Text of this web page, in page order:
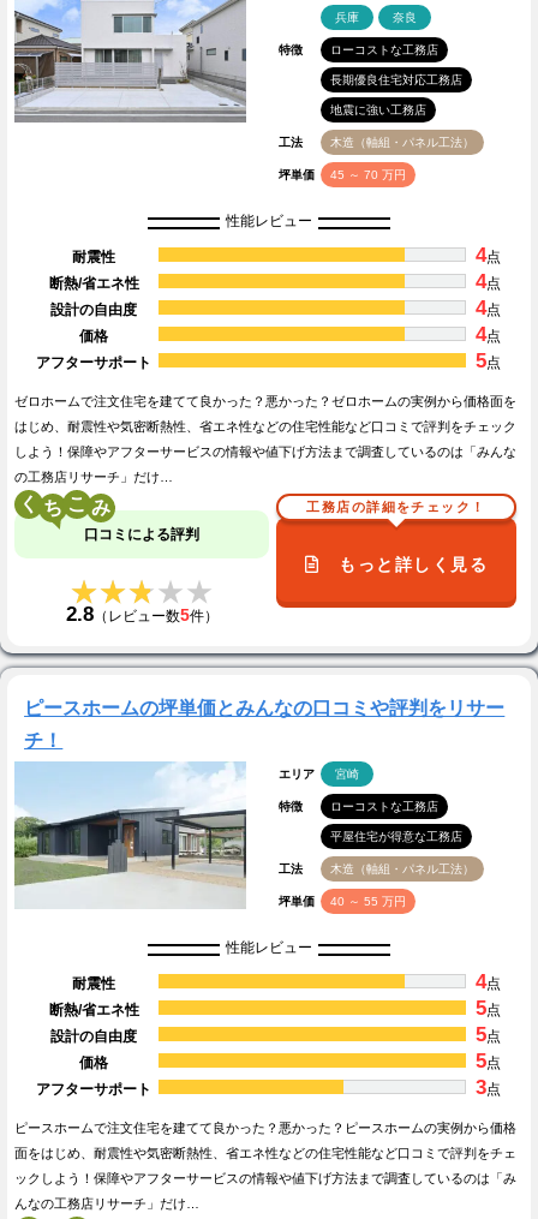
兵庫 奈良
特徴 ローコストな工務店
長期優良住宅対応工務店
地震に強い工務店
工法 木造（軸組・パネル工法）
坪単価 45 ～ 70 万円
性能レビュー
耐震性 4点
断熱/省エネ性
4点
設計の自由度
4点
価格
4点
アフターサポート
5点
ゼロホームで注文住宅を建てて良かった？悪かった？ゼロホームの実例から価格面を
はじめ、耐震性や気密断熱性、省エネ性などの住宅性能など口コミで評判をチェック
しよう！保障やアフターサービスの情報や値下げ方法まで調査しているのは「みんな
の工務店リサーチ」だけ…
く こ
口コミによる評判
★★★★★
★★★★★
2.8（レビュー数5件）
工務店の詳細をチェック！
もっと詳しく見る
ピースホームの坪単価とみんなの口コミや評判をリサー
チ！
エリア 宮崎
特徴 ローコストな工務店
平屋住宅が得意な工務店
工法 木造（軸組・パネル工法）
坪単価 40 ～ 55 万円
性能レビュー
耐震性 4点
断熱/省エネ性
5点
設計の自由度
5点
価格
5点
アフターサポート
3点
ピースホームで注文住宅を建てて良かった？悪かった？ピースホームの実例から価格
面をはじめ、耐震性や気密断熱性、省エネ性などの住宅性能など口コミで評判をチェ
ックしよう！保障やアフターサービスの情報や値下げ方法まで調査しているのは「み
んなの工務店リサーチ」だけ…